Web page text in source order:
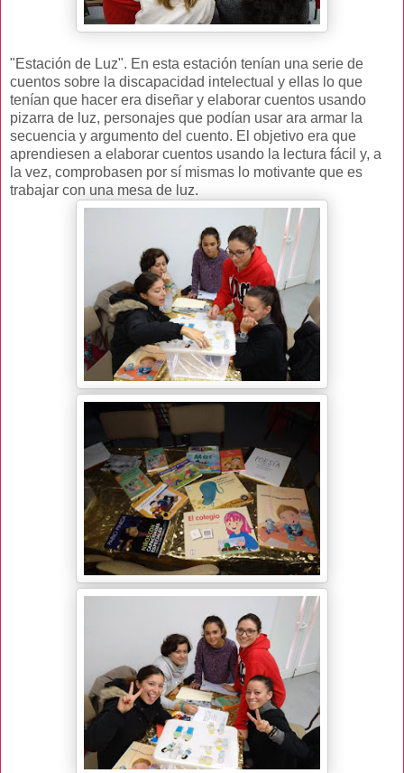
"Estación de Luz". En esta estación tenían una serie de
cuentos sobre la discapacidad intelectual y ellas lo que
tenían que hacer era diseñar y elaborar cuentos usando
pizarra de luz, personajes que podían usar ara armar la
secuencia y argumento del cuento. El objetivo era que
aprendiesen a elaborar cuentos usando la lectura fácil y, a
la vez, comprobasen por sí mismas lo motivante que es
trabajar con una mesa de luz.